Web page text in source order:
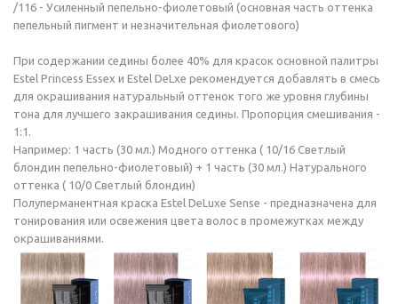
/116 - Усиленный пепельно-фиолетовый (основная часть оттенка
пепельный пигмент и незначительная фиолетового)
При содержании седины более 40% для красок основной палитры
Estel Princess Essex и Estel DeLxe рекомендуется добавлять в смесь
для окрашивания натуральный оттенок того же уровня глубины
тона для лучшего закрашивания седины. Пропорция смешивания -
1:1.
Например: 1 часть (30 мл.) Модного оттенка ( 10/16 Светлый
блондин пепельно-фиолетовый) + 1 часть (30 мл.) Натурального
оттенка ( 10/0 Светлый блондин)
Полуперманентная краска Estel DeLuxe Sense - предназначена для
тонирования или освежения цвета волос в промежутках между
окрашиваниями.